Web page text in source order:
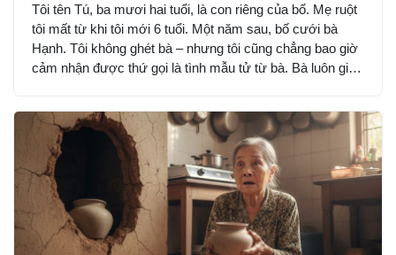
Tôi tên Tú, ba mươi hai tuổi, là con riêng của bố. Mẹ ruột
tôi mất từ khi tôi mới 6 tuổi. Một năm sau, bố cưới bà
Hạnh. Tôi không ghét bà – nhưng tôi cũng chẳng bao giờ
cảm nhận được thứ gọi là tình mẫu tử từ bà. Bà luôn giữ